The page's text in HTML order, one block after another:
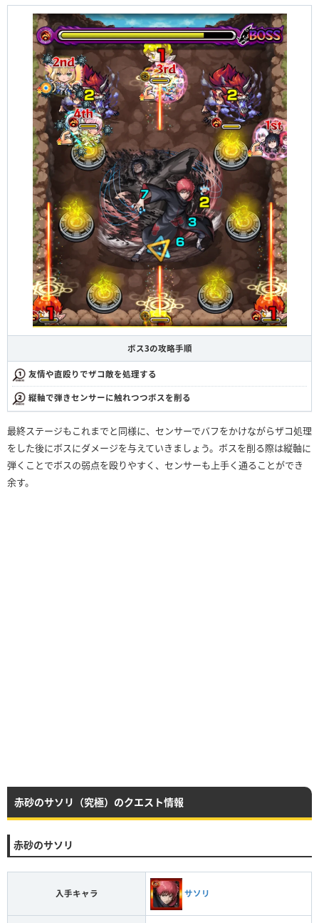
ボス3の攻略手順
友情や直殴りでザコ敵を処理する
縦軸で弾きセンサーに触れつつボスを削る
最終ステージもこれまでと同様に、センサーでバフをかけながらザコ処理
をした後にボスにダメージを与えていきましょう。ボスを削る際は縦軸に
弾くことでボスの弱点を殴りやすく、センサーも上手く通ることができ
余す。
赤砂のサソリ（究極）のクエスト情報
赤砂のサソリ
入手キャラ サソリ